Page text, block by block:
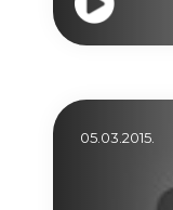
05.03.2015.